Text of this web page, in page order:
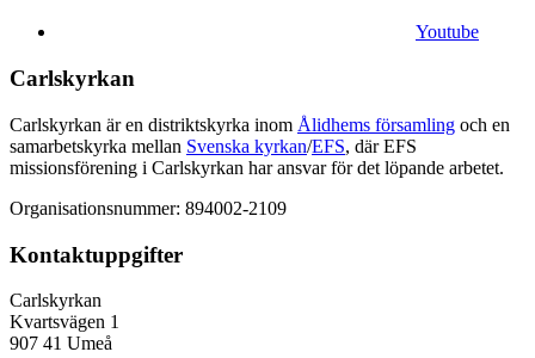
Youtube
Carlskyrkan
Carlskyrkan är en distriktskyrka inom Ålidhems församling och en
samarbetskyrka mellan Svenska kyrkan/EFS, där EFS
missionsförening i Carlskyrkan har ansvar för det löpande arbetet.
Organisationsnummer: 894002-2109
Kontaktuppgifter
Carlskyrkan
Kvartsvägen 1
907 41 Umeå